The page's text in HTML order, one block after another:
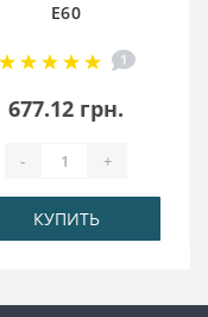
E60
1
677.12 грн.
- +
КУПИТЬ